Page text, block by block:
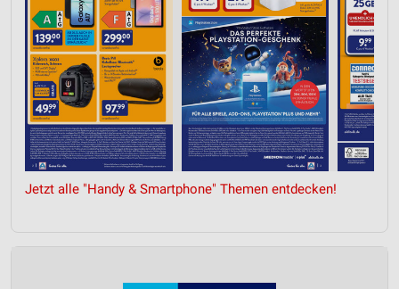
Jetzt alle "Handy & Smartphone" Themen entdecken!